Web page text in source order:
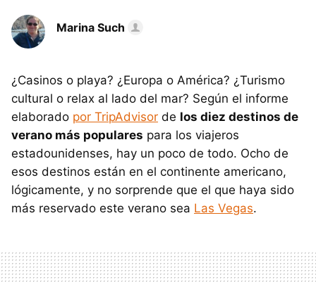
Marina Such
¿Casinos o playa? ¿Europa o América? ¿Turismo
cultural o relax al lado del mar? Según el informe
elaborado por TripAdvisor de los diez destinos de
verano más populares para los viajeros
estadounidenses, hay un poco de todo. Ocho de
esos destinos están en el continente americano,
lógicamente, y no sorprende que el que haya sido
más reservado este verano sea Las Vegas.